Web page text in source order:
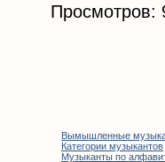
Просмотров:
Вымышленные
Категории музыкантов
Музыканты по